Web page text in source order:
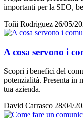
importanti per la SEO,
Toñi Rodriguez 26/05/
A cosa servono i
Scopri i benefici del
potenzialità. Presenta in
tua azienda.
David Carrasco 28/04/